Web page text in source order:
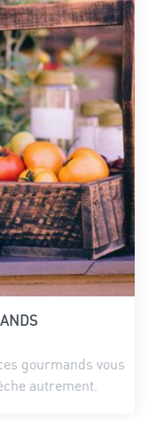
gourmands vous
autrement.